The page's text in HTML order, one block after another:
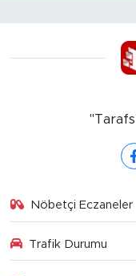
Nöbetçi Eczaneler
Trafik Durumu